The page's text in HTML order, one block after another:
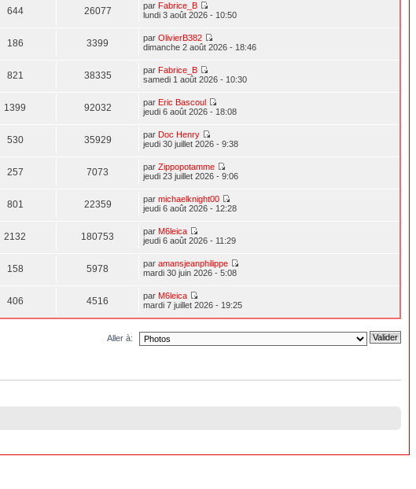
644 26077 par Fabrice_B
lundi 3 août 2026 - 10:50
186 3399 parOlivierB382
dimanche 2 août 2026 - 18:46
821 38335 par Fabrice_B
samedi 1 août 2026 - 10:30
1399 92032 par Eric Bascoul
jeudi 6 août 2026 - 18:08
530 35929 par Doc Henry
jeudi 30 juillet 2026 - 9:38
257 7073 parZippopotamme
jeudi 23 juillet 2026 - 9:06
801 22359 parmichaelknight00
jeudi 6 août 2026 - 12:28
2132 180753 par M6leica
jeudi 6 août 2026 - 11:29
158 5978 paramansjeanphilippe
mardi 30 juin 2026 - 5:08
406 4516 par M6leica
mardi 7 juillet 2026 - 19:25
Aller à: